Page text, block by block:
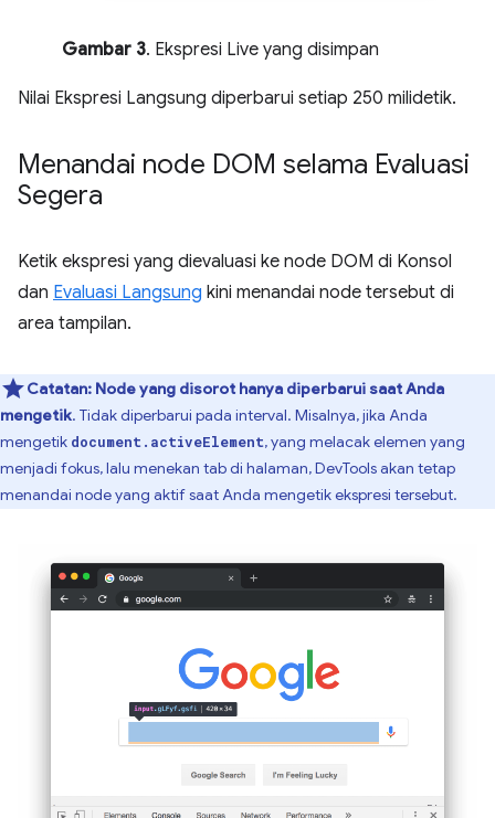
Gambar 3. Ekspresi Live yang disimpan
Nilai Ekspresi Langsung diperbarui setiap 250 milidetik.
Menandai node DOM selama Evaluasi
Segera
Ketik ekspresi yang dievaluasi ke node DOM di Konsol
dan Evaluasi Langsung kini menandai node tersebut di
area tampilan.
Catatan: Node yang disorot hanya diperbarui saat Anda
mengetik. Tidak diperbarui pada interval. Misalnya, jika Anda
mengetik document.activeElement, yang melacak elemen yang
menjadi fokus, lalu menekan tab di halaman, DevTools akan tetap
menandai node yang aktif saat Anda mengetik ekspresi tersebut.